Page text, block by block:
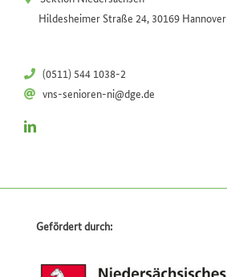
Hildesheimer Straße 24, 30169 Hannover
(0511) 544 1038-2
vns-senioren-ni@dge.de
Gefördert durch: